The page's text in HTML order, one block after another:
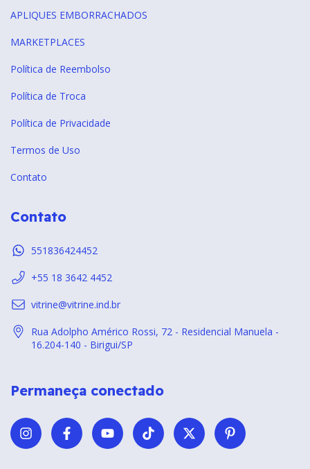
APLIQUES EMBORRACHADOS
MARKETPLACES
Política de Reembolso
Política de Troca
Política de Privacidade
Termos de Uso
Contato
Contato
551836424452
+55 18 3642 4452
vitrine@vitrine.ind.br
Rua Adolpho Américo Rossi, 72 - Residencial Manuela -
16.204-140 - Birigui/SP
Permaneça conectado